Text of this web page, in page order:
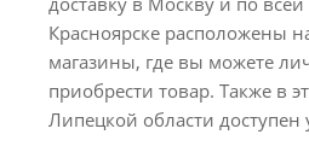
Красноярске расположены
магазины, где вы можете
приобрести товар. Также в
Липецкой области